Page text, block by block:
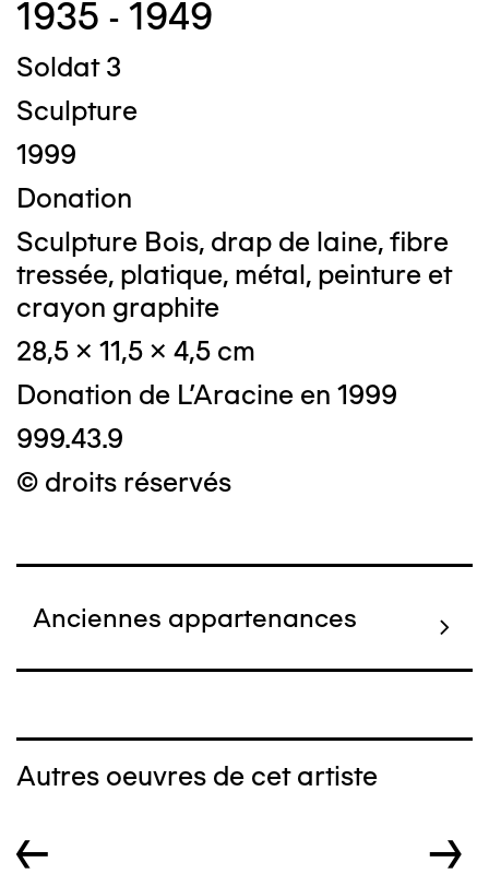
1935 - 1949
Soldat 3
Sculpture
1999
Donation
Sculpture Bois, drap de laine, fibre
tressée, platique, métal, peinture et
crayon graphite
28,5 x 11,5 x 4,5 cm
Donation de L'Aracine en 1999
999.43.9
© droits réservés
Anciennes appartenances
Autres oeuvres de cet artiste
← →